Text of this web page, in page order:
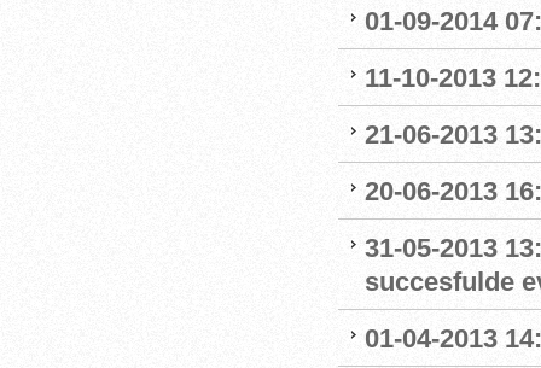
01-09-2014
11-10-2013
21-06-2013
20-06-2013
31-05-2013
succesfulde
01-04-2013